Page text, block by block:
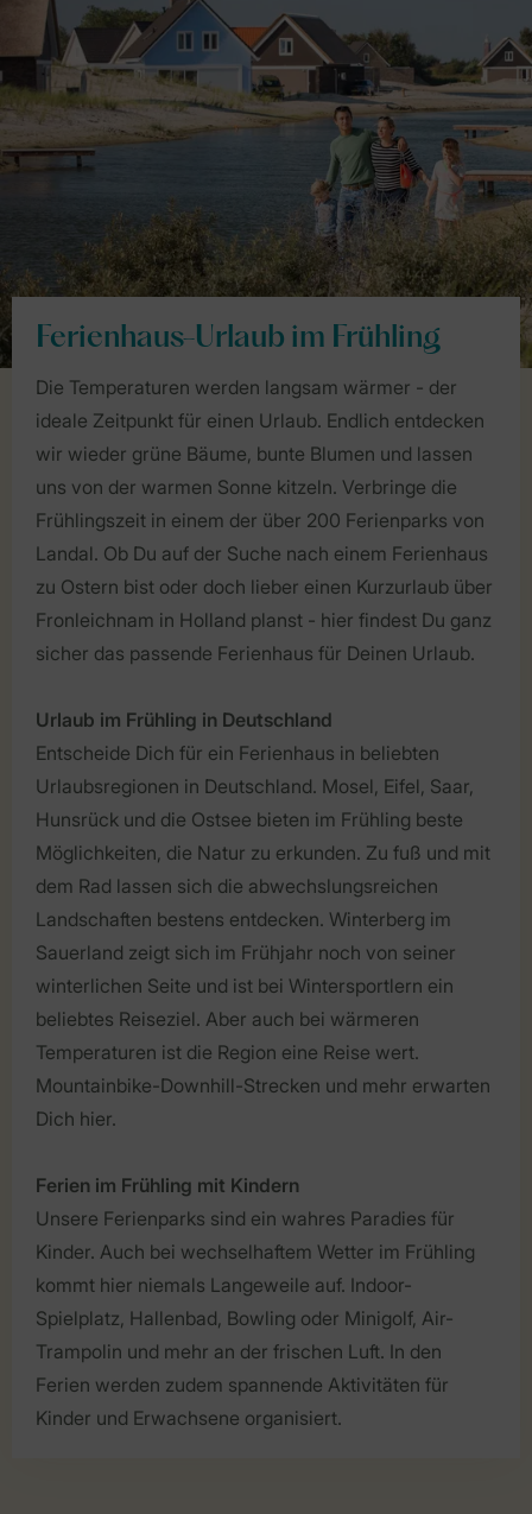
Ferienhaus-Urlaub im Frühling
Die Temperaturen werden langsam wärmer - der
ideale Zeitpunkt für einen Urlaub. Endlich entdecken
wir wieder grüne Bäume, bunte Blumen und lassen
uns von der warmen Sonne kitzeln. Verbringe die
Frühlingszeit in einem der über 200 Ferienparks von
Landal. Ob Du auf der Suche nach einem Ferienhaus
zu Ostern bist oder doch lieber einen Kurzurlaub über
Fronleichnam in Holland planst - hier findest Du ganz
sicher das passende Ferienhaus für Deinen Urlaub.
Urlaub im Frühling in Deutschland
Entscheide Dich für ein Ferienhaus in beliebten
Urlaubsregionen in Deutschland. Mosel, Eifel, Saar,
Hunsrück und die Ostsee bieten im Frühling beste
Möglichkeiten, die Natur zu erkunden. Zu fuß und mit
dem Rad lassen sich die abwechslungsreichen
Landschaften bestens entdecken. Winterberg im
Sauerland zeigt sich im Frühjahr noch von seiner
winterlichen Seite und ist bei Wintersportlern ein
beliebtes Reiseziel. Aber auch bei wärmeren
Temperaturen ist die Region eine Reise wert.
Mountainbike-Downhill-Strecken und mehr erwarten
Dich hier.
Ferien im Frühling mit Kindern
Unsere Ferienparks sind ein wahres Paradies für
Kinder. Auch bei wechselhaftem Wetter im Frühling
kommt hier niemals Langeweile auf. Indoor-
Spielplatz, Hallenbad, Bowling oder Minigolf, Air-
Trampolin und mehr an der frischen Luft. In den
Ferien werden zudem spannende Aktivitäten für
Kinder und Erwachsene organisiert.